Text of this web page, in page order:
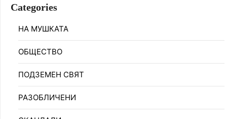
Categories
НА МУШКАТА
ОБЩЕСТВО
ПОДЗЕМЕН СВЯТ
РАЗОБЛИЧЕНИ